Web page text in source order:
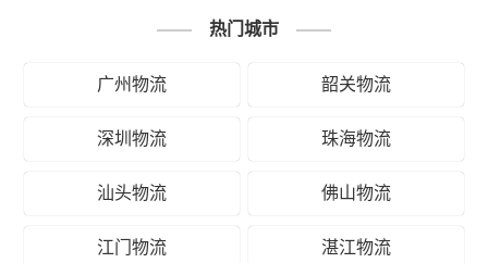
热门城市
广州物流 韶关物流
深圳物流 珠海物流
汕头物流 佛山物流
江门物流 湛江物流